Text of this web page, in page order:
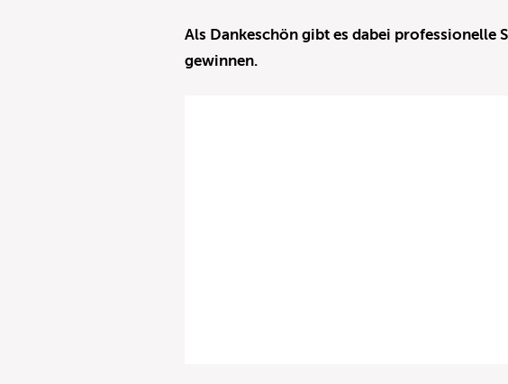
Als Dankeschön gibt es dabei professionelle
gewinnen.